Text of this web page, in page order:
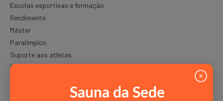
×
Sauna da Sede
Escolas esportivas e formação
Rendimento
Máster
Paralímpico
Suporte aos atletas
Lazer